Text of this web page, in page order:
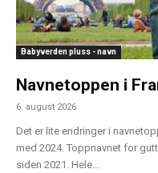
Babyverden pluss - navn
Navnetoppen i
6. august 2026
Det er lite endringer i
med 2024. Toppnavnet for
siden 2021. Hele...